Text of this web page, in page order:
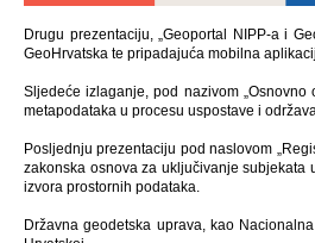
Drugu prezentaciju, „Geoportal NIPP-a i
GeoHrvatska te pripadajuća mobilna
Sljedeće izlaganje, pod nazivom
metapodataka u procesu uspostave i
Posljednju prezentaciju pod naslovom
zakonska osnova za uključivanje
izvora prostornih podataka.
Državna geodetska uprava, kao